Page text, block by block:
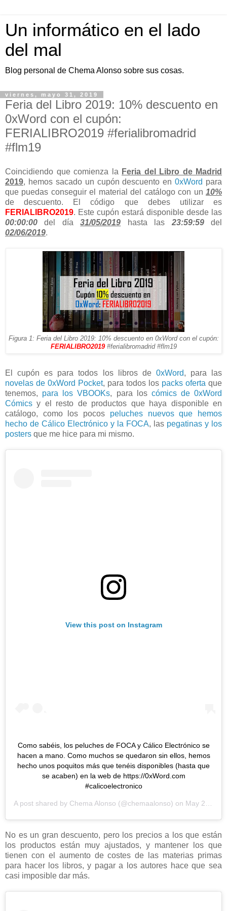
Un informático en el lado
del mal
Blog personal de Chema Alonso sobre sus cosas.
viernes, mayo 31, 2019
Feria del Libro 2019: 10% descuento en
0xWord con el cupón:
FERIALIBRO2019 #ferialibromadrid
#flm19
Coincidiendo que comienza la Feria del Libro de Madrid
2019, hemos sacado un cupón descuento en0xWord para
que puedas conseguir el material del catálogo con un 10%
de descuento. El código que debes utilizar es
FERIALIBRO2019. Este cupón estará disponible desde las
00:00:00 del día31/05/2019 hasta las 23:59:59del
02/06/2019.
Figura 1: Feria del Libro 2019: 10% descuento en 0xWord con el cupón:
FERIALIBRO2019#ferialibromadrid #flm19
El cupón es para todos los libros de 0xWord, para las
novelas de 0xWord Pocket, para todos los packs oferta que
tenemos, para los VBOOKs, para los cómics de 0xWord
Cómics y el resto de productos que haya disponible en
catálogo, como los pocos peluches nuevos que hemos
hecho de Cálico Electrónico y la FOCA, las pegatinas y los
posters que me hice para mi mismo.
View this post on Instagram
Como sabéis, los peluches de FOCA y Cálico Electrónico se
hacen a mano. Como muchos se quedaron sin ellos, hemos
hecho unos poquitos más que tenéis disponibles (hasta que
se acaben) en la web de https://0xWord.com
#calicoelectronico
A post shared by Chema Alonso (@chemaalonso) on May 28, 2019 at 3:33am PDT
No es un gran descuento, pero los precios a los que están
los productos están muy ajustados, y mantener los que
tienen con el aumento de costes de las materias primas
para hacer los libros, y pagar a los autores hace que sea
casi imposible dar más.